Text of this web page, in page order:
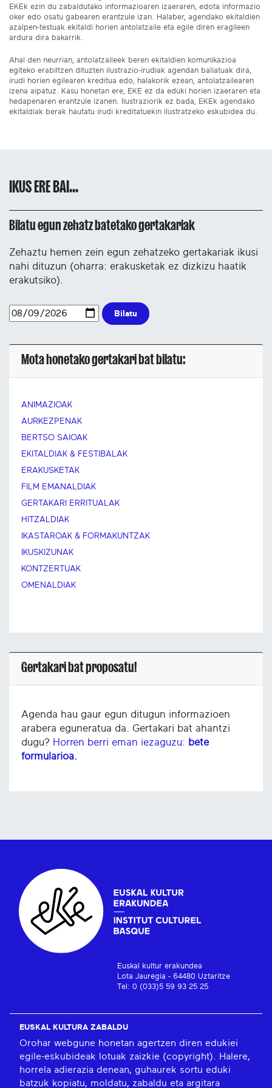
EKEk ezin du zabaldutako informazioaren izaeraren, edota informazio
oker edo osatu gabearen erantzule izan. Halaber, agendako ekitaldien
azalpen-testuak ekitaldi horien antolatzaile eta egile diren eragileen
ardura dira bakarrik.
Ahal den neurrian, antolatzaileek beren ekitaldien komunikazioa
egiteko erabiltzen dituzten ilustrazio-irudiak agendan baliatuak dira,
irudi horien egilearen kreditua edo, halakorik ezean, antolatzailearen
izena aipatuz. Kasu honetan ere, EKE ez da eduki horien izaeraren eta
hedapenaren erantzule izanen. Ilustraziorik ez bada, EKEk agendako
ekitaldiak berak hautatu irudi kreditatuekin ilustratzeko eskubidea du.
IKUS ERE BAI...
Bilatu egun zehatz batetako gertakariak
Zehaztu hemen zein egun zehatzeko gertakariak ikusi
nahi dituzun (oharra: erakusketak ez dizkizu haatik
erakutsiko).
Bilatu
Mota honetako gertakari bat bilatu:
ANIMAZIOAK
AURKEZPENAK
BERTSO SAIOAK
EKITALDIAK & FESTIBALAK
ERAKUSKETAK
FILM EMANALDIAK
GERTAKARI ERRITUALAK
HITZALDIAK
IKASTAROAK & FORMAKUNTZAK
IKUSKIZUNAK
KONTZERTUAK
OMENALDIAK
Gertakari bat proposatu!
Agenda hau gaur egun ditugun informazioen
arabera eguneratua da. Gertakari bat ahantzi
dugu? Horren berri eman iezaguzu: bete
formularioa.
Euskal kultur erakundea
Lota Jauregia - 64480 Uztaritze
Tel: 0 (033)5 59 93 25 25
EUSKAL KULTURA ZABALDU
Orohar webgune honetan agertzen diren edukiei
egile-eskubideak lotuak zaizkie (copyright). Halere,
horrela adierazia denean, guhaurek sortu eduki
batzuk kopiatu, moldatu, zabaldu eta argitara